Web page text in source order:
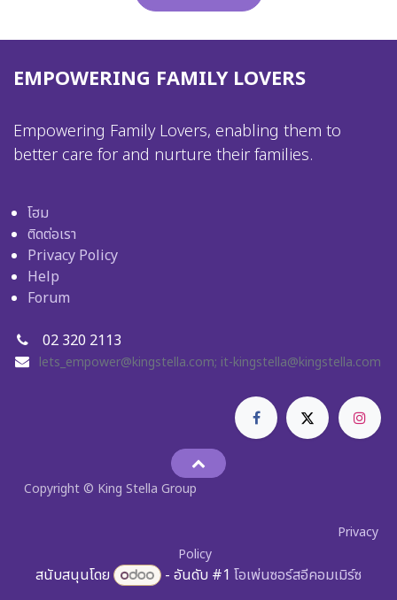
EMPOWERING FAMILY LOVERS
Empowering Family Lovers, enabling them to
better care for and nurture their families.
โฮม
ติดต่อเรา
Privacy Policy
Help
Forum
02 320 2113
lets_empower@kingstella.com; it-kingstella@kingstella.com
Copyright © King Stella Group
Privacy
Policy
สนับสนุนโดย - อันดับ #1โอเพ่นซอร์สอีคอมเมิร์ซ